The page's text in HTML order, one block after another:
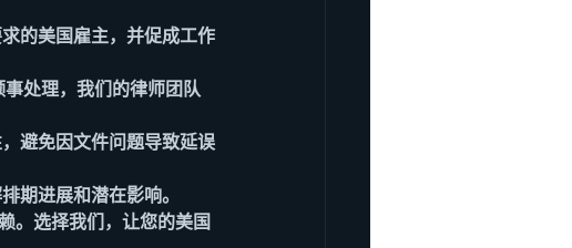
的美国雇主，并促成工作
处理，我们的律师团队
避免因文件问题导致延误
期进展和潜在影响。
。选择我们，让您的美国